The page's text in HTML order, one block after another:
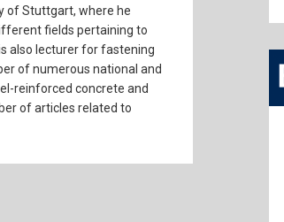
of Stuttgart, where he
fields pertaining to
also lecturer for fastening
of numerous national and
reinforced concrete and
of articles related to